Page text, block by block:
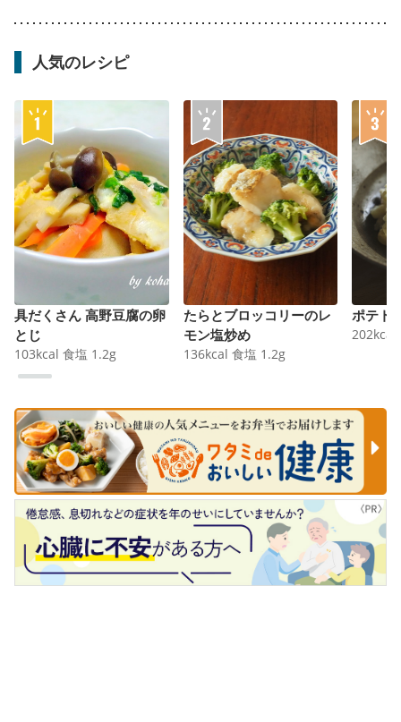
人気のレシピ
具だくさん 高野豆腐の卵
とじ
103kcal 食塩 1.2g
たらとブロッコリーのレ
モン塩炒め
136kcal 食塩 1.2g
ポテト
202kcal